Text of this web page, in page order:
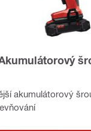
akumulátorový